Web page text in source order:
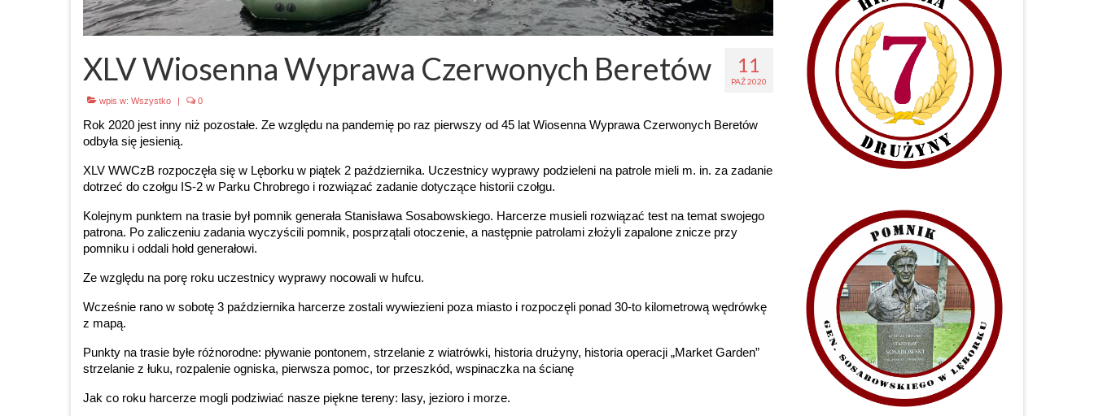
11
PAŹ 2020
XLV Wiosenna Wyprawa Czerwonych Beretów
wpis w: Wszystko | 0
Rok 2020 jest inny niż pozostałe. Ze względu na pandemię po raz pierwszy od 45 lat Wiosenna Wyprawa Czerwonych Beretów
odbyła się jesienią.
XLV WWCzB rozpoczęła się w Lęborku w piątek 2 października. Uczestnicy wyprawy podzieleni na patrole mieli m. in. za zadanie
dotrzeć do czołgu IS-2 w Parku Chrobrego i rozwiązać zadanie dotyczące historii czołgu.
Kolejnym punktem na trasie był pomnik generała Stanisława Sosabowskiego. Harcerze musieli rozwiązać test na temat swojego
patrona. Po zaliczeniu zadania wyczyścili pomnik, posprzątali otoczenie, a następnie patrolami złożyli zapalone znicze przy
pomniku i oddali hołd generałowi.
Ze względu na porę roku uczestnicy wyprawy nocowali w hufcu.
Wcześnie rano w sobotę 3 października harcerze zostali wywiezieni poza miasto i rozpoczęli ponad 30-to kilometrową wędrówkę
z mapą.
Punkty na trasie byłe różnorodne: pływanie pontonem, strzelanie z wiatrówki, historia drużyny, historia operacji „Market Garden”
strzelanie z łuku, rozpalenie ogniska, pierwsza pomoc, tor przeszkód, wspinaczka na ścianę
Jak co roku harcerze mogli podziwiać nasze piękne tereny: lasy, jezioro i morze.